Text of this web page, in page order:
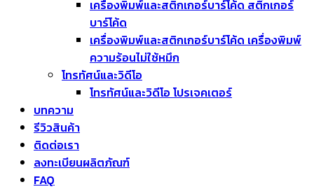
เครื่องพิมพ์และสติกเกอร์บาร์โค้ด สติ๊กเกอร์
บาร์โค้ด
เครื่องพิมพ์และสติกเกอร์บาร์โค้ด เครื่องพิมพ์
ความร้อนไม่ใช้หมึก
โทรทัศน์และวิดีโอ
โทรทัศน์และวิดีโอ โปรเจคเตอร์
บทความ
รีวิวสินค้า
ติดต่อเรา
ลงทะเบียนผลิตภัณฑ์
FAQ